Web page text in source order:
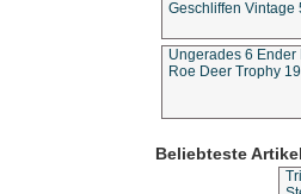
Geschliffen Vintage
Ungerades 6 Ender
Roe Deer Trophy
Beliebteste